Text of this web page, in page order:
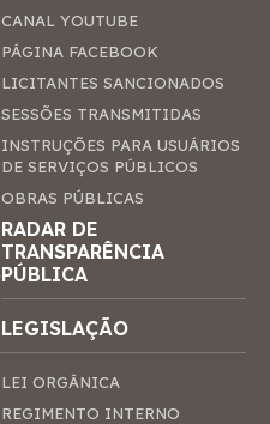
CANAL YOUTUBE
PÁGINA FACEBOOK
LICITANTES SANCIONADOS
SESSÕES TRANSMITIDAS
INSTRUÇÕES PARA USUÁRIOS
DE SERVIÇOS PÚBLICOS
OBRAS PÚBLICAS
RADAR DE
TRANSPARÊNCIA
PÚBLICA
LEGISLAÇÃO
LEI ORGÂNICA
REGIMENTO INTERNO